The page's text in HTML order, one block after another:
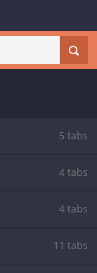
5 tabs
4 tabs
4 tabs
11 tabs